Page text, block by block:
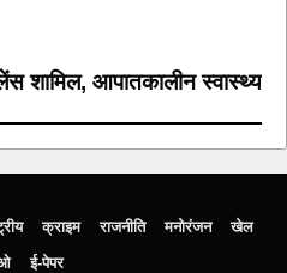
शामिल, आपातकालीन स्वास्थ्य
क्राइम राजनीति मनोरंजन
खेल
ई-पेपर